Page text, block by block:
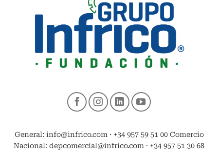
General: info@infrico.com · +34 957 59 51 00 Comercio
Nacional: depcomercial@infrico.com · +34 957 51 30 68